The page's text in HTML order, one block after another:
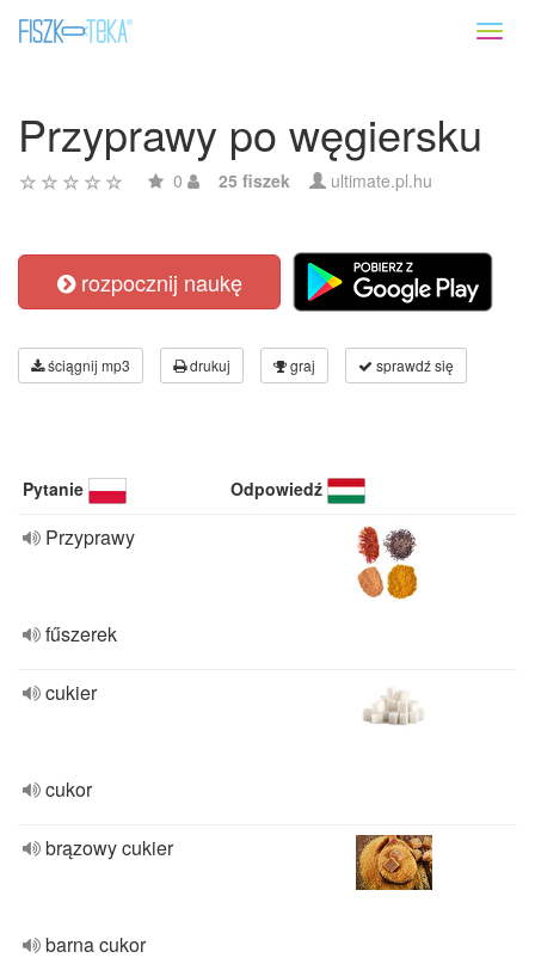
Przyprawy po węgiersku
0 25 fiszek ultimate.pl.hu
rozpocznij naukę
ściągnij mp3 drukuj graj sprawdź się
Pytanie Odpowiedź
Przyprawy
fűszerek
cukier
cukor
brązowy cukier
barna cukor